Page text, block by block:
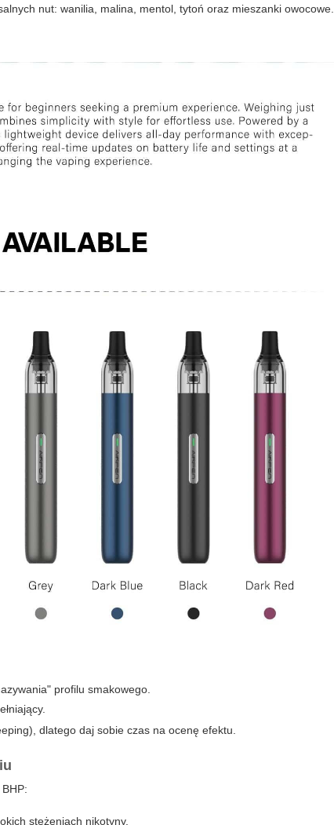
nut: wanilia, malina, mentol, tytoń oraz mieszanki owocowe.
profilu smakowego.
dlatego daj sobie czas na ocenę efektu.
stężeniach nikotyny.